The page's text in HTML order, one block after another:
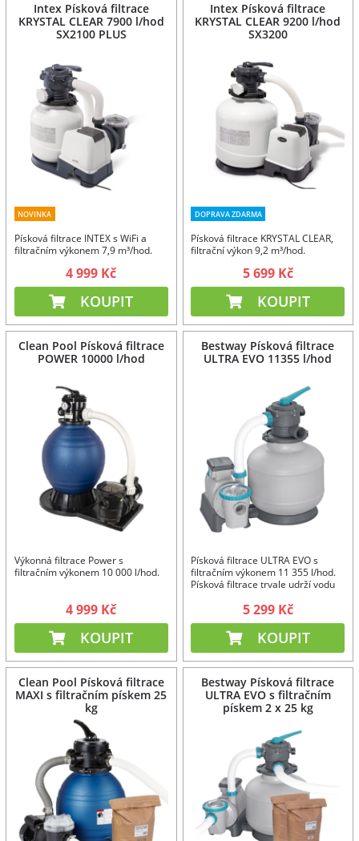
Intex Písková filtrace
KRYSTAL CLEAR 7900 l/hod
SX2100 PLUS
NOVINKA
Písková filtrace INTEX s WiFi a
filtračním výkonem 7,9 m³/hod.
4 999 Kč
KOUPIT
Intex Písková filtrace
KRYSTAL CLEAR 9200 l/hod
SX3200
DOPRAVA ZDARMA
Písková filtrace KRYSTAL CLEAR,
filtrační výkon 9,2 m³/hod.
5 699 Kč
KOUPIT
Clean Pool Písková filtrace
POWER 10000 l/hod
Výkonná filtrace Power s
filtračním výkonem 10 000 l/hod.
4 999 Kč
KOUPIT
Bestway Písková filtrace
ULTRA EVO 11355 l/hod
Písková filtrace ULTRA EVO s
filtračním výkonem 11 355 l/hod.
Písková filtrace trvale udrží vodu
5 299 Kč
KOUPIT
Clean Pool Písková filtrace
MAXI s filtračním pískem 25
kg
Bestway Písková filtrace
ULTRA EVO s filtračním
pískem 2 x 25 kg